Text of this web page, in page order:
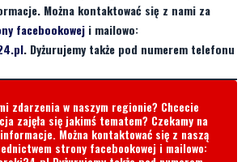
zdarzenia w naszym regionie? Chcecie
zajęła się jakimś tematem? Czekamy na
Można kontaktować się z naszą
Dyżurujemy także pod numerem
670.